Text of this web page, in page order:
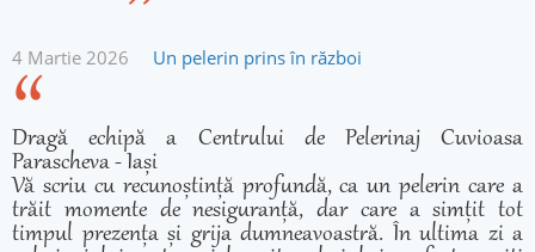
4 Martie 2026 Un pelerin prins în război
Dragă echipă a Centrului de Pelerinaj Cuvioasa
Parascheva - Iași
Vă scriu cu recunoștință profundă, ca un pelerin care a
trăit momente de nesiguranță, dar care a simțit tot
timpul prezența și grija dumneavoastră. În ultima zi a